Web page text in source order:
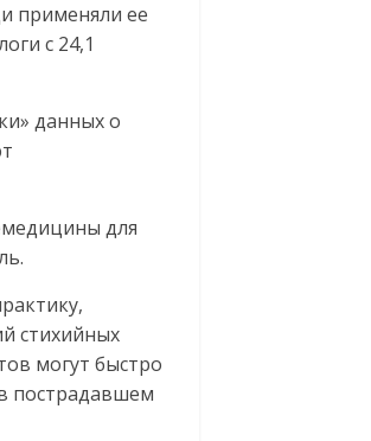
применяли ее
с 24,1
данных о
для
стихийных
могут быстро
пострадавшем